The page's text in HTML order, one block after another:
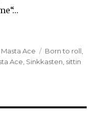
live in Frankfurt“
Masta Ace Schlagwörter
Born to roll
Ace Sinkkasten sittin